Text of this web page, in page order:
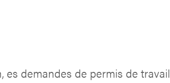
es demandes de permis de travail